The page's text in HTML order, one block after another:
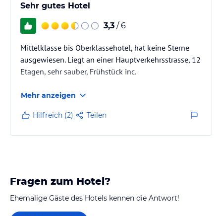
Sehr gutes Hotel
3,3 / 6
Mittelklasse bis Oberklassehotel, hat keine Sterne
ausgewiesen. Liegt an einer Hauptverkehrsstrasse, 12
Etagen, sehr sauber, Frühstück inc.
Mehr anzeigen
Hilfreich (2) Teilen
Fragen zum Hotel?
Ehemalige Gäste des Hotels kennen die Antwort!